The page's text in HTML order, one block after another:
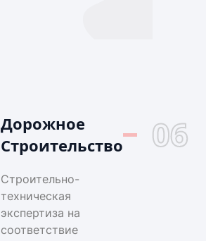
Дорожное
Строительство
06
Строительно-
техническая
экспертиза на
соответствие